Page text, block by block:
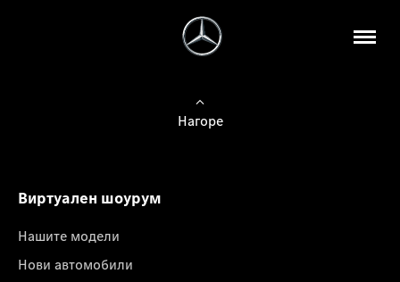
Нагоре
Виртуален шоурум
Нашите модели
Нови автомобили